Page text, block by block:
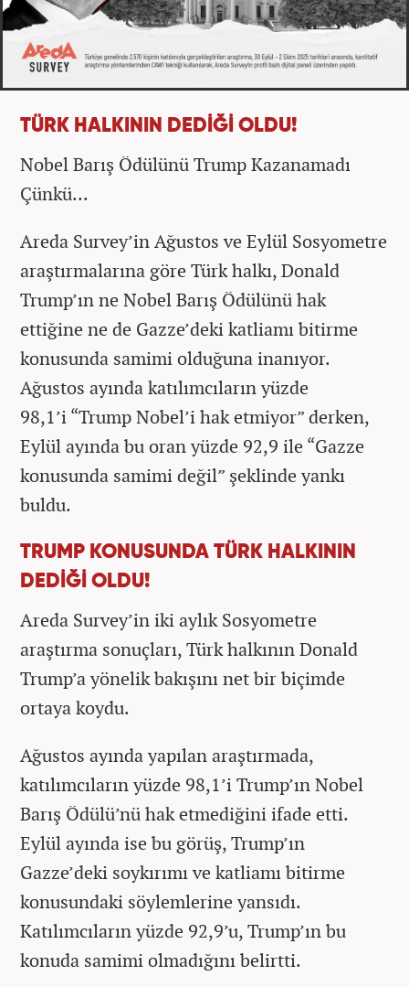
TÜRK HALKININ DEDİĞİ OLDU!
Nobel Barış Ödülünü Trump Kazanamadı
Çünkü...
Areda Survey’in Ağustos ve Eylül Sosyometre
araştırmalarına göre Türk halkı, Donald
Trump’ın ne Nobel Barış Ödülünü hak
ettiğine ne de Gazze’deki katliamı bitirme
konusunda samimi olduğuna inanıyor.
Ağustos ayında katılımcıların yüzde
98,1’i “Trump Nobel’i hak etmiyor” derken,
Eylül ayında bu oran yüzde 92,9 ile “Gazze
konusunda samimi değil” şeklinde yankı
buldu.
TRUMP KONUSUNDA TÜRK HALKININ
DEDİĞİ OLDU!
Areda Survey’in iki aylık Sosyometre
araştırma sonuçları, Türk halkının Donald
Trump’a yönelik bakışını net bir biçimde
ortaya koydu.
Ağustos ayında yapılan araştırmada,
katılımcıların yüzde 98,1’i Trump’ın Nobel
Barış Ödülü’nü hak etmediğini ifade etti.
Eylül ayında ise bu görüş, Trump’ın
Gazze’deki soykırımı ve katliamı bitirme
konusundaki söylemlerine yansıdı.
Katılımcıların yüzde 92,9’u, Trump’ın bu
konuda samimi olmadığını belirtti.